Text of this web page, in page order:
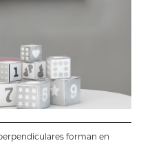
forman en